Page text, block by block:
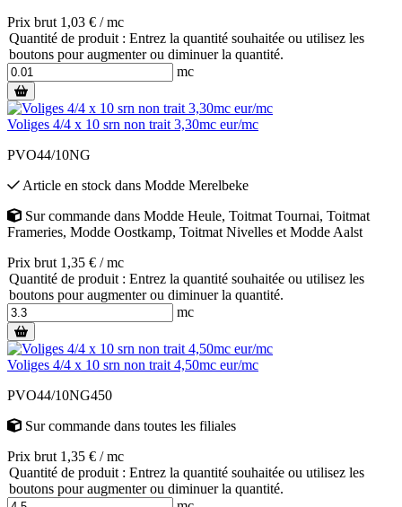
Prix brut 1,03 € / mc
Quantité de produit : Entrez la quantité souhaitée ou utilisez les
boutons pour augmenter ou diminuer la quantité.
mc
Voliges 4/4 x 10 srn non trait 3,30mc eur/mc
PVO44/10NG
Article en stock dans Modde Merelbeke
Sur commande dans Modde Heule, Toitmat Tournai, Toitmat
Frameries, Modde Oostkamp, Toitmat Nivelles et Modde Aalst
Prix brut 1,35 € / mc
Quantité de produit : Entrez la quantité souhaitée ou utilisez les
boutons pour augmenter ou diminuer la quantité.
mc
Voliges 4/4 x 10 srn non trait 4,50mc eur/mc
PVO44/10NG450
Sur commande dans toutes les filiales
Prix brut 1,35 € / mc
Quantité de produit : Entrez la quantité souhaitée ou utilisez les
boutons pour augmenter ou diminuer la quantité.